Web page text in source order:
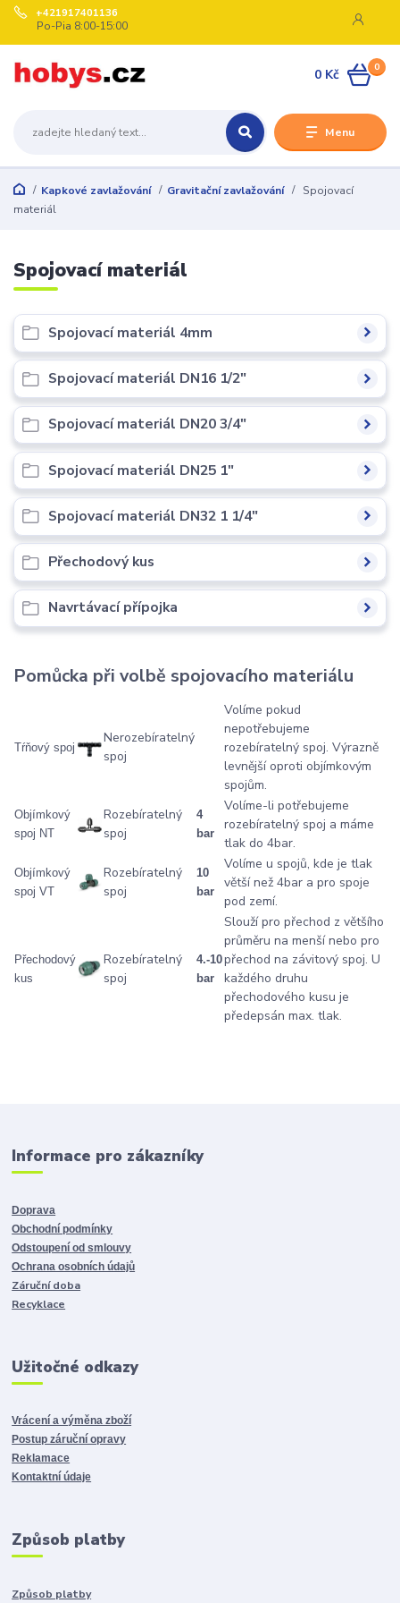
Menu
+421917401136
Po-Pia 8:00-15:00
0
0 Kč
Kapkové zavlažování Gravitační zavlažování
Spojovací
materiál
Spojovací materiál
Spojovací materiál 4mm
Spojovací materiál DN16 1/2"
Spojovací materiál DN20 3/4"
Spojovací materiál DN25 1"
Spojovací materiál DN32 1 1/4"
Přechodový kus
Navrtávací přípojka
Pomůcka při volbě spojovacího materiálu
Tŕňový spoj
Nerozebíratelný
spoj
Volíme pokud
nepotřebujeme
rozebíratelný spoj. Výrazně
levnější oproti objímkovým
spojům.
Objímkový
spoj NT
Rozebíratelný
spoj
4
bar
Volíme-li potřebujeme
rozebíratelný spoj a máme
tlak do 4bar.
Objímkový
spoj VT
Rozebíratelný
spoj
10
bar
Volíme u spojů, kde je tlak
větší než 4bar a pro spoje
pod zemí.
Přechodový
kus
Rozebíratelný
spoj
4.-10
bar
Slouží pro přechod z většího
průměru na menší nebo pro
přechod na závitový spoj. U
každého druhu
přechodového kusu je
předepsán max. tlak.
Informace pro zákazníky
Doprava
Obchodní podmínky
Odstoupení od smlouvy
Ochrana osobních údajů
Záruční doba
Recyklace
Užitočné odkazy
Vrácení a výměna zboží
Postup záruční opravy
Reklamace
Kontaktní údaje
Způsob platby
Způsob platby